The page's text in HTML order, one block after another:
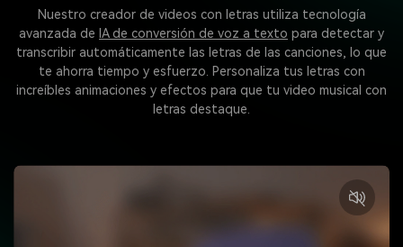
Nuestro creador de videos con letras utiliza tecnología
avanzada de IA de conversión de voz a texto para detectar y
transcribir automáticamente las letras de las canciones, lo que
te ahorra tiempo y esfuerzo. Personaliza tus letras con
increíbles animaciones y efectos para que tu video musical con
letras destaque.